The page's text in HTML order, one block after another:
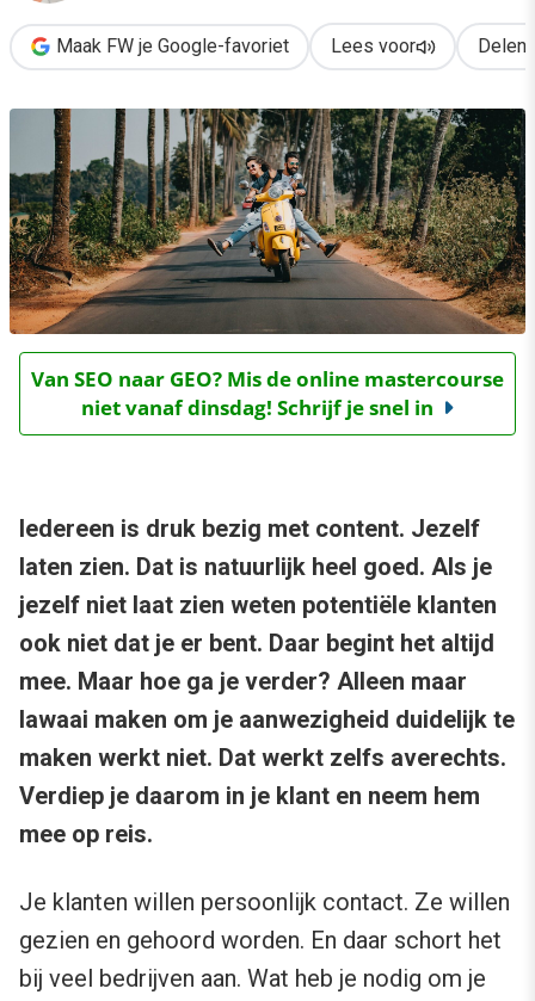
Maak FW je Google-favoriet Lees voor Delen
Van SEO naar GEO? Mis de online mastercourse
niet vanaf dinsdag! Schrijf je snel in
Iedereen is druk bezig met content. Jezelf
laten zien. Dat is natuurlijk heel goed. Als je
jezelf niet laat zien weten potentiële klanten
ook niet dat je er bent. Daar begint het altijd
mee. Maar hoe ga je verder? Alleen maar
lawaai maken om je aanwezigheid duidelijk te
maken werkt niet. Dat werkt zelfs averechts.
Verdiep je daarom in je klant en neem hem
mee op reis.
Je klanten willen persoonlijk contact. Ze willen
gezien en gehoord worden. En daar schort het
bij veel bedrijven aan. Wat heb je nodig om je